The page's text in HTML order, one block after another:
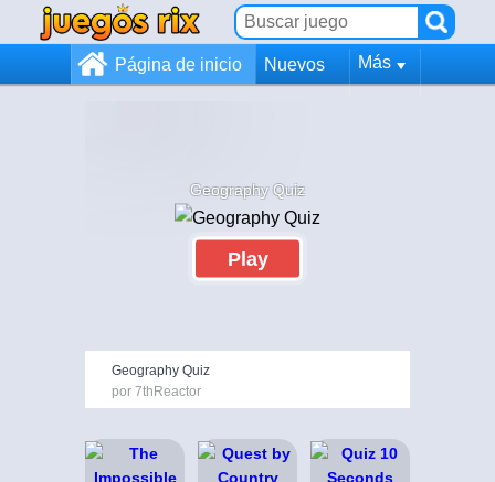
Página de inicio Nuevos Más
Geography Quiz
Play
Geography Quiz
por 7thReactor